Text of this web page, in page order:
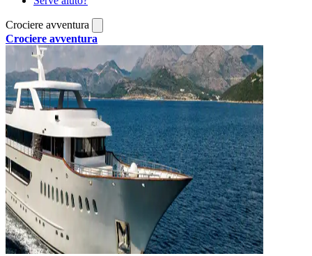
Crociere avventura
Crociere avventura